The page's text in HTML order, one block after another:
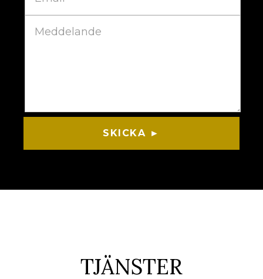
SKICKA ►
TJÄNSTER